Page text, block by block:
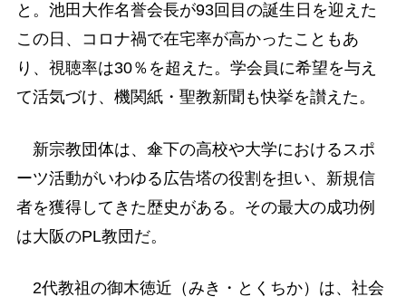
と。池田大作名誉会長が93回目の誕生日を迎えた
この日、コロナ禍で在宅率が高かったこともあ
り、視聴率は30％を超えた。学会員に希望を与え
て活気づけ、機関紙・聖教新聞も快挙を讃えた。
新宗教団体は、傘下の高校や大学におけるスポ
ーツ活動がいわゆる広告塔の役割を担い、新規信
者を獲得してきた歴史がある。その最大の成功例
は大阪のPL教団だ。
2代教祖の御木徳近（みき・とくちか）は、社会